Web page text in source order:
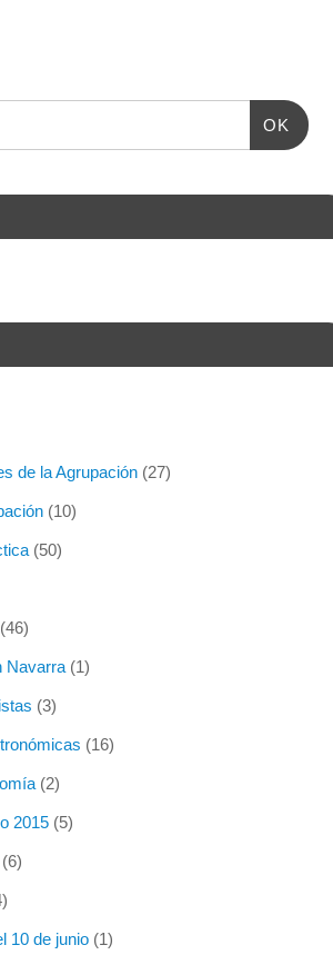
una
OK
de la Agrupación(27)
(10)
(50)
Navarra(1)
(3)
(16)
(2)
2015(5)
10 de junio(1)